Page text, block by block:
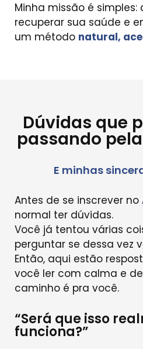
Minha missão é
recuperar sua saúde e
um método natural,
Dúvidas que
passando
E minhas
Antes de se inscrever no
normal ter dúvidas.
Você já tentou várias
perguntar se dessa vez
Então, aqui estão
você ler com calma e
caminho é pra você.
“Será que isso
funciona?”